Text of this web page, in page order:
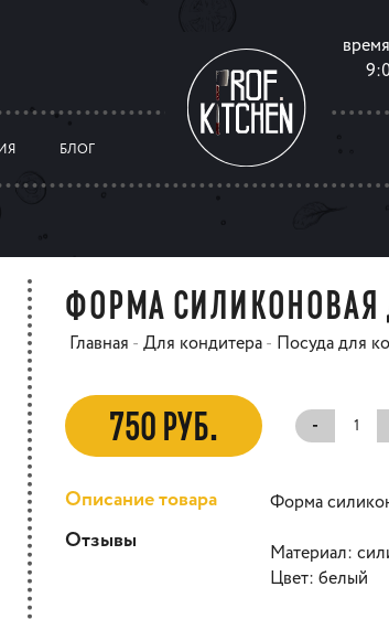
БЛОГ
ФОРМА СИЛИКОНОВАЯ
Главная - Для кондитера- Посуда для
750 РУБ. -
Описание товара
Отзывы
Форма
Материал:
Цвет: белый